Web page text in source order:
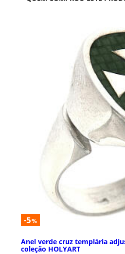
-5%
Anel verde cruz templária
coleção HOLYART